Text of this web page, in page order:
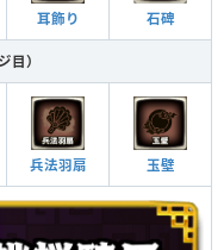
耳飾り 石碑
目）
兵法羽扇 玉壁